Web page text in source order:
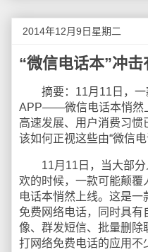
2014年12月9日星期二
“微信电话本”冲击
摘要：11月11日，一
APP——微信电话本悄然
高速发展、用户消费习惯
该如何正视这些由“微信电
11月11日，当大部分
欢的时候，一款可能颠
电话本悄然上线。这是
免费网络电话，同时具
像、群发短信、批量删除
打网络免费电话的应用不